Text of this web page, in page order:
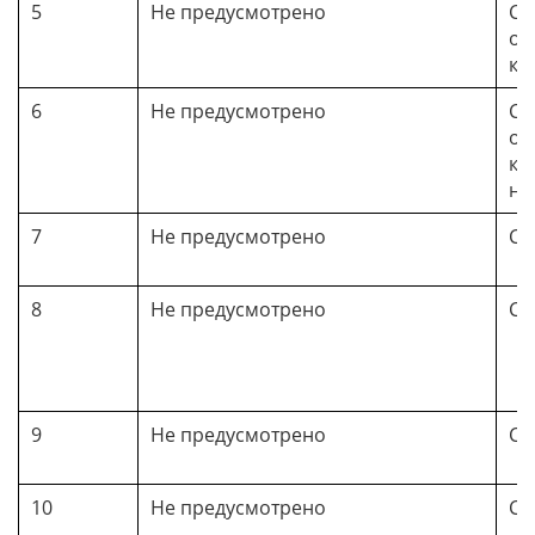
5 Не предусмотрено
6
Не предусмотрено
7
Не предусмотрено
8 Не предусмотрено
9 Не предусмотрено
10 Не предусмотрено